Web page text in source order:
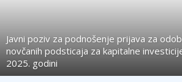
Javni poziv za podnošenje prijava za
novčanih podsticaja za kapitalne
2025. godini